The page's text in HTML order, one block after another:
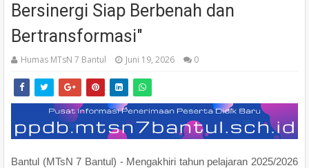
Bersinergi Siap Berbenah dan
Bertransformasi"
Humas MTsN 7 Bantul Juni 19, 2026 0
Bantul (MTsN 7 Bantul) - Mengakhiri tahun pelajaran 2025/2026